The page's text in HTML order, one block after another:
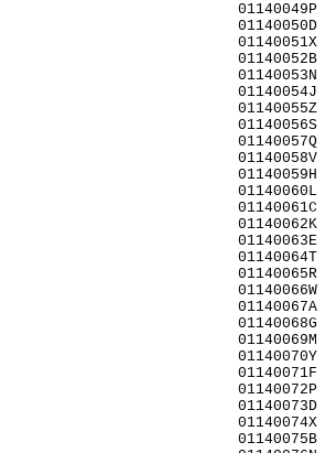
01140049P
01140050D
01140051X
01140052B
01140053N
01140054J
01140055Z
01140056S
01140057Q
01140058V
01140059H
01140060L
01140061C
01140062K
01140063E
01140064T
01140065R
01140066W
01140067A
01140068G
01140069M
01140070Y
01140071F
01140072P
01140073D
01140074X
01140075B